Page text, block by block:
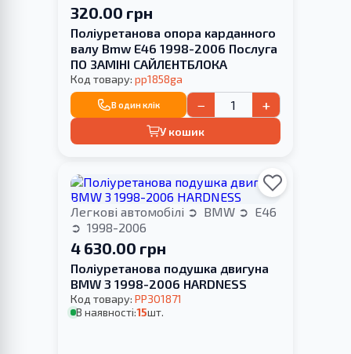
320.00 грн
Поліуретанова опора карданного
валу Bmw E46 1998-2006 Послуга
ПО ЗАМІНІ САЙЛЕНТБЛОКА
Код товару: pp1858ga
В один клік − +
У кошик
Легкові автомобілі BMW
E46
1998-2006
4 630.00 грн
Поліуретанова подушка двигуна
BMW 3 1998-2006 HARDNESS
Код товару: PP301871
В наявності:15шт.